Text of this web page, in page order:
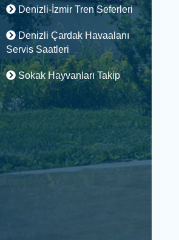
Denizli-İzmir Tren Seferleri
Denizli Çardak Havaalanı
Servis Saatleri
Sokak Hayvanları Takip